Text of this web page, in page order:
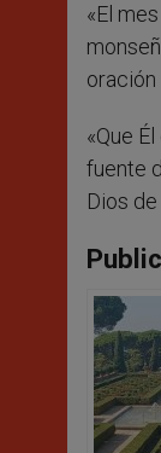
«El
«Que
fuente
Dios